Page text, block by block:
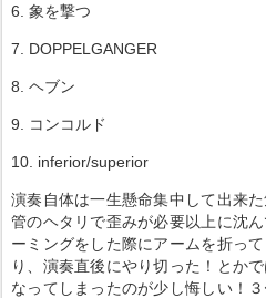
6. 象を撃つ
7. DOPPELGANGER
8. ヘブン
9. コンコルド
10. inferior/superior
演奏自体は一生懸命集中して出来
管のヘタリで歪みが必要以上に沈
ーミングをした際にアームを折っ
り、演奏直後にやり切った！とか
なってしまったのが少し悔しい！